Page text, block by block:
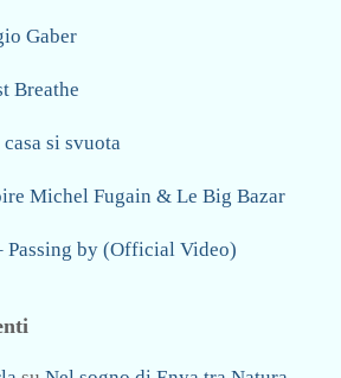
Gaber
Breathe
si svuota
Michel Fugain & Le Big Bazar
Passing by (Official Video)